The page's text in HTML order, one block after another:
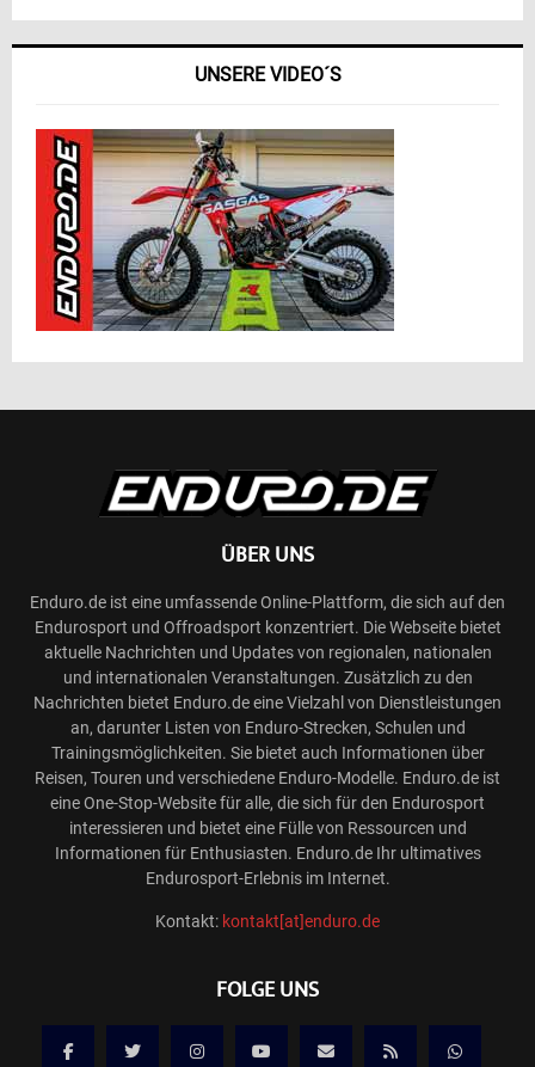
UNSERE VIDEO´S
ÜBER UNS
Enduro.de ist eine umfassende Online-Plattform, die sich auf den
Endurosport und Offroadsport konzentriert. Die Webseite bietet
aktuelle Nachrichten und Updates von regionalen, nationalen
und internationalen Veranstaltungen. Zusätzlich zu den
Nachrichten bietet Enduro.de eine Vielzahl von Dienstleistungen
an, darunter Listen von Enduro-Strecken, Schulen und
Trainingsmöglichkeiten. Sie bietet auch Informationen über
Reisen, Touren und verschiedene Enduro-Modelle. Enduro.de ist
eine One-Stop-Website für alle, die sich für den Endurosport
interessieren und bietet eine Fülle von Ressourcen und
Informationen für Enthusiasten. Enduro.de Ihr ultimatives
Endurosport-Erlebnis im Internet.
Kontakt: kontakt[at]enduro.de
FOLGE UNS